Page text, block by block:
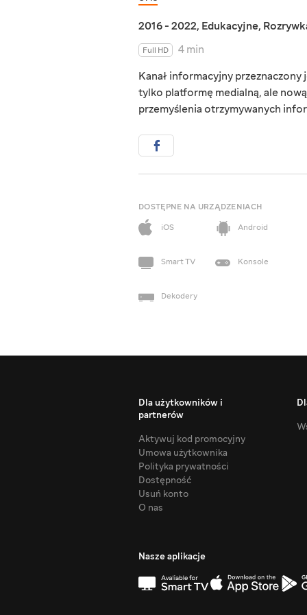
2016 - 2022, Edukacyjne,
Full HD
4 min
Kanał informacyjny
tylko platformę medialną, ale
przemyślenia otrzymywanych
DOSTĘPNE NA URZĄDZENIACH
iOS
Android
Smart TV Konsole
Dekodery
Dla użytkowników i
partnerów
Aktywuj kod promocyjny
Umowa użytkownika
Polityka prywatności
Dostępność
Usuń konto
O nas
Nasze aplikacje